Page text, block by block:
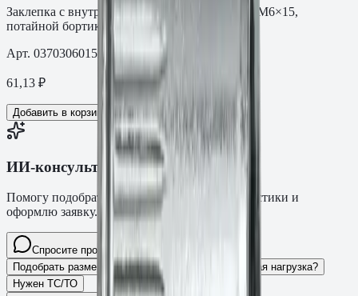
Заклепка с внутренней резьбой СТ С винтом M6×15,
потайной бортик
Арт. 0370306015AM
61,13 ₽
Добавить в корзину
ИИ-консультант Fasty
Помогу подобрать товар, расскажу характеристики и
оформлю заявку.
Спросите про крепёж Fasty…
Подобрать размер
Для какого основания?
Какая нагрузка?
Нужен ТС/ТО